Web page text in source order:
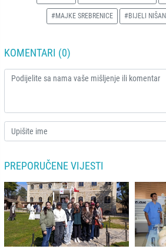
#MAJKE SREBRENICE #BIJELI NIŠANI
KOMENTARI (0)
PREPORUČENE VIJESTI